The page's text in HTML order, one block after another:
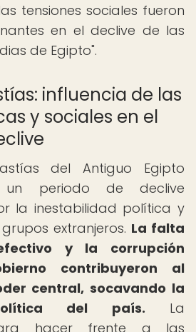
tensiones sociales fueron
en el declive de las
de Egipto".
influencia de las
y sociales en el
del Antiguo Egipto
un periodo de declive
la inestabilidad política y
extranjeros. La falta
y la corrupción
contribuyeron al
central, socavando la
del país. La
hacer frente a las